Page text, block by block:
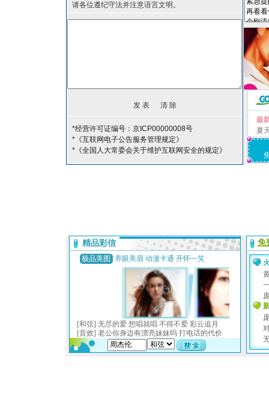
请各位遵纪守法并注意语言文明。
*经营许可证编号：京ICP00000008号
*《互联网电子公告服务管理规定》
*《全国人大常委会关于维护互联网安全的规定》
最
夏